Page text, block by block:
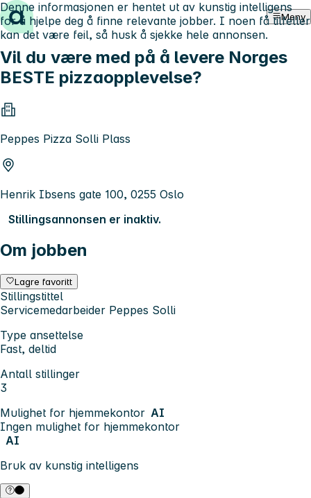
Hopp til innhold Meny
Vil du være med på å levere Norges
BESTE pizzaopplevelse?
Peppes Pizza Solli Plass
Henrik Ibsens gate 100, 0255 Oslo
Stillingsannonsen er inaktiv.
Om jobben
Lagre favoritt
Stillingstittel
Servicemedarbeider Peppes Solli
Type ansettelse
Fast, deltid
Antall stillinger
3
Mulighet for hjemmekontor AI
Ingen mulighet for hjemmekontor
AI
Bruk av kunstig intelligens
Denne informasjonen er hentet ut av kunstig intelligens
for å hjelpe deg å finne relevante jobber. I noen få tilfeller
kan det være feil, så husk å sjekke hele annonsen.